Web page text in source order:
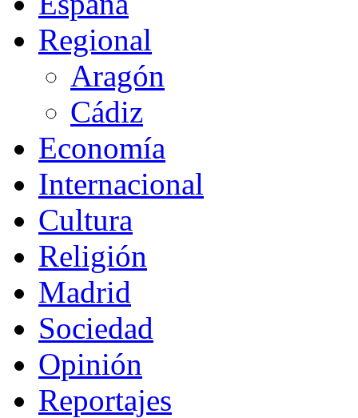
Regional
Aragón
Cádiz
Economía
Internacional
Cultura
Religión
Madrid
Sociedad
Opinión
Reportajes